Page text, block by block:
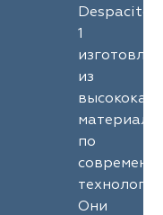
Despacito
1
из
по
Они